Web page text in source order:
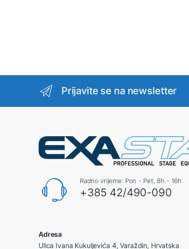
Prijavite se na newsletter
Radno vrijeme: Pon - Pet, 8h - 16h
+385 42/490-090
Adresa
Ulica Ivana Kukuljevića 4, Varaždin, Hrvatska